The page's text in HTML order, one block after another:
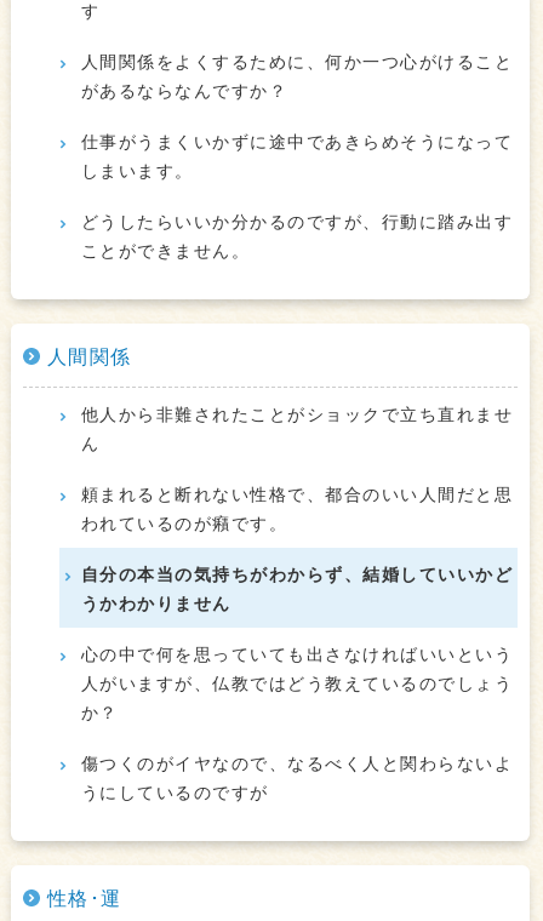
す
人間関係をよくするために、何か一つ心がけること
があるならなんですか？
仕事がうまくいかずに途中であきらめそうになって
しまいます。
どうしたらいいか分かるのですが、行動に踏み出す
ことができません。
人間関係
他人から非難されたことがショックで立ち直れませ
ん
頼まれると断れない性格で、都合のいい人間だと思
われているのが癪です。
自分の本当の気持ちがわからず、結婚していいかど
うかわかりません
心の中で何を思っていても出さなければいいという
人がいますが、仏教ではどう教えているのでしょう
か？
傷つくのがイヤなので、なるべく人と関わらないよ
うにしているのですが
性格･運